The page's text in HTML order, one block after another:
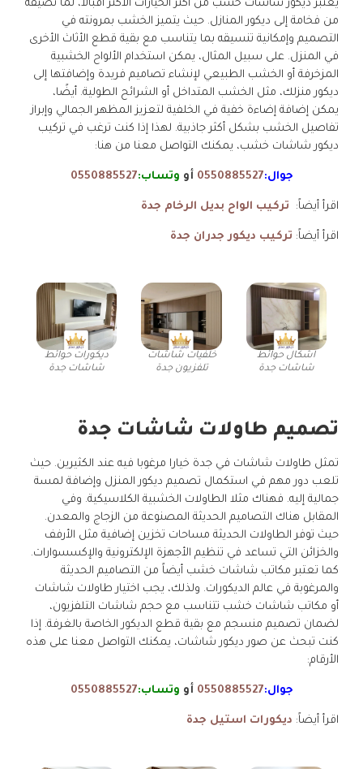
يعتبر ديكور شاشات خشب من أكثر الخيارات الأكثر اقبالا، لما تضيفه
من فخامة إلى ديكور المنازل. حيث يتميز الخشب بمرونته في
التصميم وإمكانية تنسيقه بما يتناسب مع بقية قطع الأثاث الأخرى
في المنزل. على سبيل المثال، يمكن استخدام الألواح الخشبية
المزخرفة أو الخشب الطبيعي لإنشاء تصاميم فريدة وإضافتها إلى
ديكور منزلك، مثل الخشب المتداخل أو الشرائح الطولية. أيضًا،
يمكن إضافة إضاءة خفية في الخلفية لتعزيز المظهر الجمالي وإبراز
تفاصيل الخشب بشكل أكثر جاذبية. لهذا إذا كنت ترغب في تركيب
ديكور شاشات خشب، يمكنك التواصل معنا من هنا:
جوال:0550885527 أو وتساب:0550885527
اقرأ أيضاً: تركيب الواح بديل الرخام جدة
اقرأ أيضاً: تركيب ديكور جدران جدة
اشكال حوائط
شاشات جدة
خلفيات شاشات
تلفزيون جدة
ديكورات حوائط
شاشات جدة
تصميم طاولات شاشات جدة
تمثل طاولات شاشات في جدة خيارا مرغوبا فيه عند الكثيرين. حيث
تلعب دور مهم في استكمال تصميم ديكور المنزل وإضافة لمسة
جمالية إليه. فهناك مثلا الطاولات الخشبية الكلاسيكية. وفي
المقابل هناك التصاميم الحديثة المصنوعة من الزجاج والمعدن.
حيث توفر الطاولات الحديثة مساحات تخزين إضافية مثل الأرفف
والخزائن التي تساعد في تنظيم الأجهزة الإلكترونية والإكسسوارات.
كما تعتبر مكاتب شاشات خشب أيضاً من التصاميم الحديثة
والمرغوبة في عالم الديكورات. ولذلك، يجب اختيار طاولات شاشات
أو مكاتب شاشات خشب تتناسب مع حجم شاشات التلفزيون،
لضمان تصميم منسجم مع بقية قطع الديكور الخاصة بالغرفة. إذا
كنت تبحث عن صور ديكور شاشات، يمكنك التواصل معنا على هذه
الأرقام:
جوال:0550885527 أو وتساب:0550885527
اقرأ أيضاً: ديكورات استيل جدة